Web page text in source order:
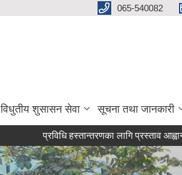
065-540082
विधुतीय शुसासन सेवा सूचना तथा जानकारी
प्रविधि हस्तान्तरणका लागि प्रस्ताव आह्वान गर्ने